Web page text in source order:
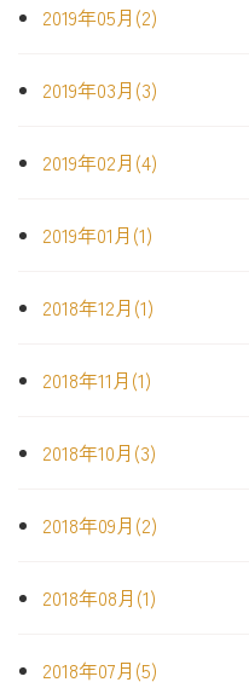
2019年05月(2)
2019年03月(3)
2019年02月(4)
2019年01月(1)
2018年12月(1)
2018年11月(1)
2018年10月(3)
2018年09月(2)
2018年08月(1)
2018年07月(5)